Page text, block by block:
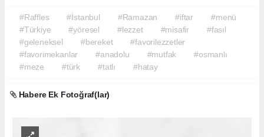
#Raffles #İstanbul #Ramazan #iftar
#menü
#Türkiye
#yöresel #lezzet #misafir
#fasıl
#geleneksel
#bereket
#favorilezzetler
#favorimekanlar
#anadolu #mutfak
#osmanlı
#meze
#türk #tatlı #hatay
Habere Ek Fotoğraf(lar)